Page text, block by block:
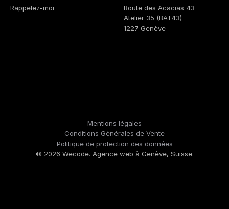
Rappelez-moi
Route des Acacias 43
Atelier 35 (BAT43)
1227 Genève
© 2026 Wecode. Agence web à Genève, Suisse.
Mentions légales
Conditions Générales de Vente
Politique de protection des données